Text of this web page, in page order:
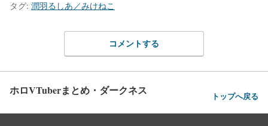
タグ: 潤羽るしあ／みけねこ
コメントする
ホロVTuberまとめ・ダークネス トップへ戻る